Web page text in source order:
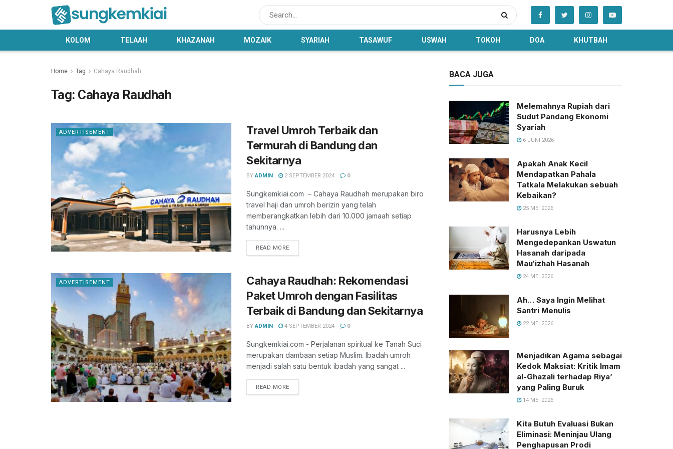
KOLOM TELAAH KHAZANAH MOZAIK SYARIAH TASAWUF USWAH TOKOH DOA KHUTBAH
Home Tag Cahaya Raudhah
Tag: Cahaya Raudhah
ADVERTISEMENT
Travel Umroh Terbaik dan
Termurah di Bandung dan
Sekitarnya
BY ADMIN 2 SEPTEMBER 2024 0
Sungkemkiai.com – Cahaya Raudhah merupakan biro
travel haji dan umroh berizin yang telah
memberangkatkan lebih dari 10.000 jamaah setiap
tahunnya. ...
READ MORE
ADVERTISEMENT
Cahaya Raudhah: Rekomendasi
Paket Umroh dengan Fasilitas
Terbaik di Bandung dan Sekitarnya
BY ADMIN 4 SEPTEMBER 2024 0
Sungkemkiai.com - Perjalanan spiritual ke Tanah Suci
merupakan dambaan setiap Muslim. Ibadah umroh
menjadi salah satu bentuk ibadah yang sangat ...
READ MORE
BACA JUGA
Melemahnya Rupiah dari
Sudut Pandang Ekonomi
Syariah
6 JUNI 2026
Apakah Anak Kecil
Mendapatkan Pahala
Tatkala Melakukan sebuah
Kebaikan?
25 MEI 2026
Harusnya Lebih
Mengedepankan Uswatun
Hasanah daripada
Mau‘izhah Hasanah
24 MEI 2026
Ah… Saya Ingin Melihat
Santri Menulis
22 MEI 2026
Menjadikan Agama sebagai
Kedok Maksiat: Kritik Imam
al-Ghazali terhadap Riya’
yang Paling Buruk
14 MEI 2026
Kita Butuh Evaluasi Bukan
Eliminasi: Meninjau Ulang
Penghapusan Prodi